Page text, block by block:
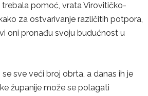
pomoć, vrata Virovitičko-
za ostvarivanje različitih potpora,
oni pronađu svoju budućnost u
sve veći broj obrta, a danas ih je
županije može se polagati